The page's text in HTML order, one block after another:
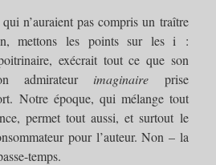
n’auraient pas compris un traître
mettons les points sur les i :
exécrait tout ce que son
admirateur imaginaire prise
Notre époque, qui mélange tout
permet tout aussi, et surtout le
pour l’auteur. Non – la
temps.